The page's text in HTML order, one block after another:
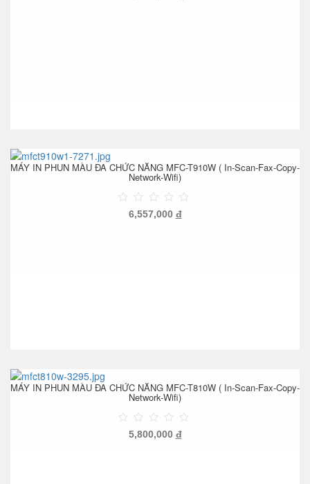
MÁY IN PHUN MÀU ĐA CHỨC NĂNG MFC-T910W ( In-Scan-Fax-Copy-
Network-Wifi)
6,557,000 đ
MÁY IN PHUN MÀU ĐA CHỨC NĂNG MFC-T810W ( In-Scan-Fax-Copy-
Network-Wifi)
5,800,000 đ